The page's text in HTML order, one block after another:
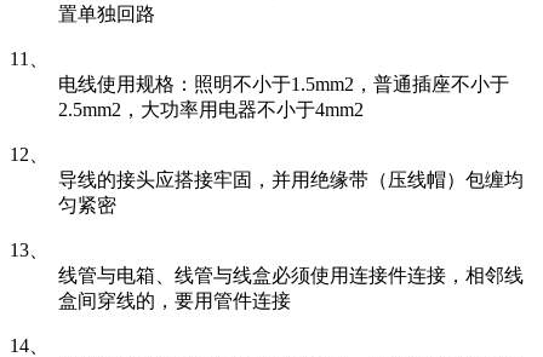
置单独回路
11、
电线使用规格：照明不小于1.5mm2，普通插座不小于
2.5mm2，大功率用电器不小于4mm2
12、
导线的接头应搭接牢固，并用绝缘带（压线帽）包缠均
匀紧密
13、
线管与电箱、线管与线盒必须使用连接件连接，相邻线
盒间穿线的，要用管件连接
14、